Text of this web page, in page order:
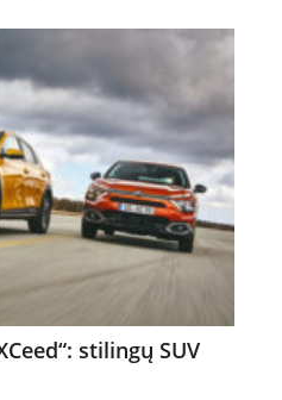
stilingų SUV